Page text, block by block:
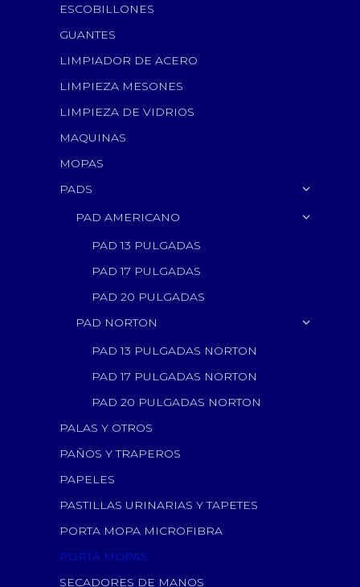
ESCOBILLONES
GUANTES
LIMPIADOR DE ACERO
LIMPIEZA MESONES
LIMPIEZA DE VIDRIOS
MAQUINAS
MOPAS
PADS
PAD AMERICANO
PAD 13 PULGADAS
PAD 17 PULGADAS
PAD 20 PULGADAS
PAD NORTON
PAD 13 PULGADAS NORTON
PAD 17 PULGADAS NORTON
PAD 20 PULGADAS NORTON
PALAS Y OTROS
PAÑOS Y TRAPEROS
PAPELES
PASTILLAS URINARIAS Y TAPETES
PORTA MOPA MICROFIBRA
PORTA MOPAS
SECADORES DE MANOS